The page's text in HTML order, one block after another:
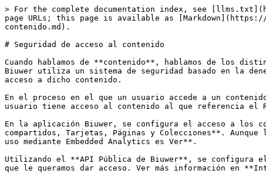
> For the complete documentation index, see
page URLs; this page is available as
contenido.md).
# Seguridad de acceso al contenido
Cuando hablamos de **contenido**, hablamos de los
Biuwer utiliza un sistema de seguridad basado en la
acceso a dicho contenido.
En el proceso en el que un usuario accede a un
usuario tiene acceso al contenido al que referencia el
En la aplicación Biuwer, se configura el acceso a los
compartidos, Tarjetas, Páginas y Colecciones**.
uso mediante Embedded Analytics es Ver**.
Utilizando el **API Pública de Biuwer**, se configura
que le queramos dar acceso. Ver más información en